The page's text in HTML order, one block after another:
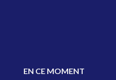
EN CE MOMENT